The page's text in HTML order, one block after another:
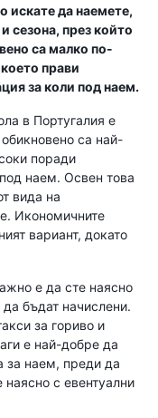
искате да наемете,
сезона, през който
са малко по-
прави
за коли под наем.
в Португалия е
са най-
поради
наем. Освен това
вида на
Икономичните
вариант, докато
е да сте наясно
да бъдат начислени.
за гориво и
е най-добре да
за наем, преди да
наясно с евентуални